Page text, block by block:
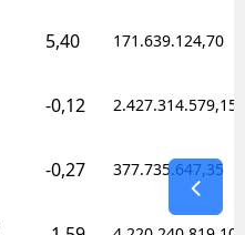
5,40 171.639.124,70
-0,12 2.427.314.579,15
-0,27 377.735.647,35